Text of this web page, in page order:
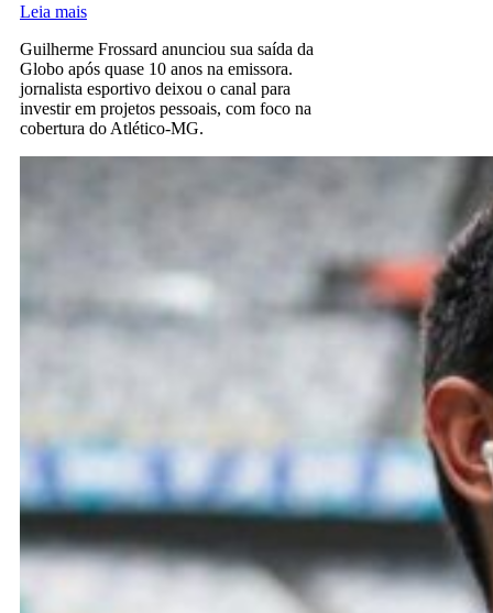
Leia mais
Guilherme Frossard anunciou sua saída da
Globo após quase 10 anos na emissora.
jornalista esportivo deixou o canal para
investir em projetos pessoais, com foco na
cobertura do Atlético-MG.